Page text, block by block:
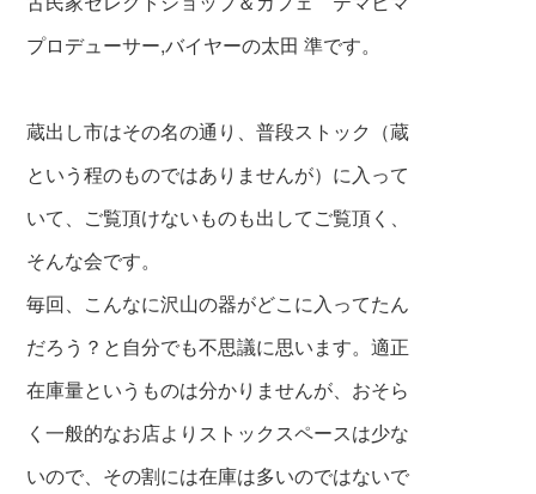
プロデューサー,バイヤーの太田 準です。
蔵出し市はその名の通り、普段ストック（蔵
という程のものではありませんが） に入って
いて、ご覧頂けないものも出してご覧頂く、
そんな会です。
毎回、こんなに沢山の器がどこに入ってたん
だろう？と自分でも不思議に思います。適正
在庫量というものは分かりませんが、おそら
く一般的なお店よりストックスペースは少な
いので、その割には在庫は多いのではないで